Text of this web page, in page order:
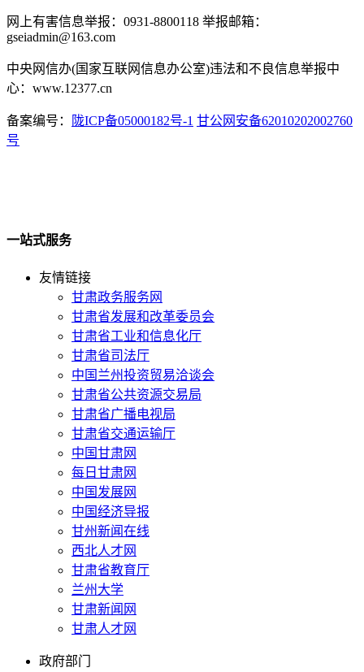
网上有害信息举报：0931-8800118 举报邮箱：
gseiadmin@163.com
中央网信办(国家互联网信息办公室)违法和不良信息举报中
心：www.12377.cn
备案编号： 陇ICP备05000182号-1 甘公网安备62010202002760
号
一站式服务
友情链接
甘肃政务服务网
甘肃省发展和改革委员会
甘肃省工业和信息化厅
甘肃省司法厅
中国兰州投资贸易洽谈会
甘肃省公共资源交易局
甘肃省广播电视局
甘肃省交通运输厅
中国甘肃网
每日甘肃网
中国发展网
中国经济导报
甘州新闻在线
西北人才网
甘肃省教育厅
兰州大学
甘肃新闻网
甘肃人才网
政府部门